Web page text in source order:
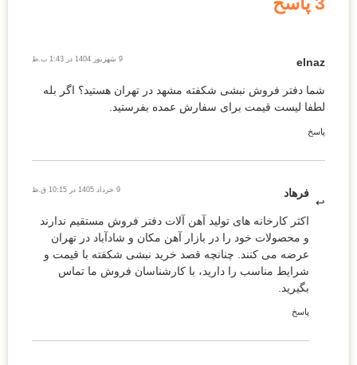
elnaz 9 شهریور 1404 در 1:43 ب.ظ
شما دفتر فروش نبشی شکفته مشهد در تهران هستید؟ اگر بله
لطفا لیست قیمت برای سفارش عمده بفرستید.
پاسخ
فرهاد 9 خرداد 1405 در 10:15 ق.ظ
اکثر کارخانه های تولید آهن آلات دفتر فروش مستقیم ندارند
و محصولات خود را در بازار آهن مکان و شادآباد در تهران
عرضه می کنند. چنانچه قصد خرید نبشی شکفته با قیمت و
شرایط مناسب را دارید، با کارشناسان فروش ما تماس
بگیرید.
پاسخ